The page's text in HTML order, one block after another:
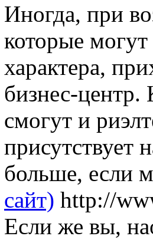
Иногда, при
которые
характера,
бизнес-центр.
смогут и
присутствует
больше, если
сайт) http://
Если же вы,